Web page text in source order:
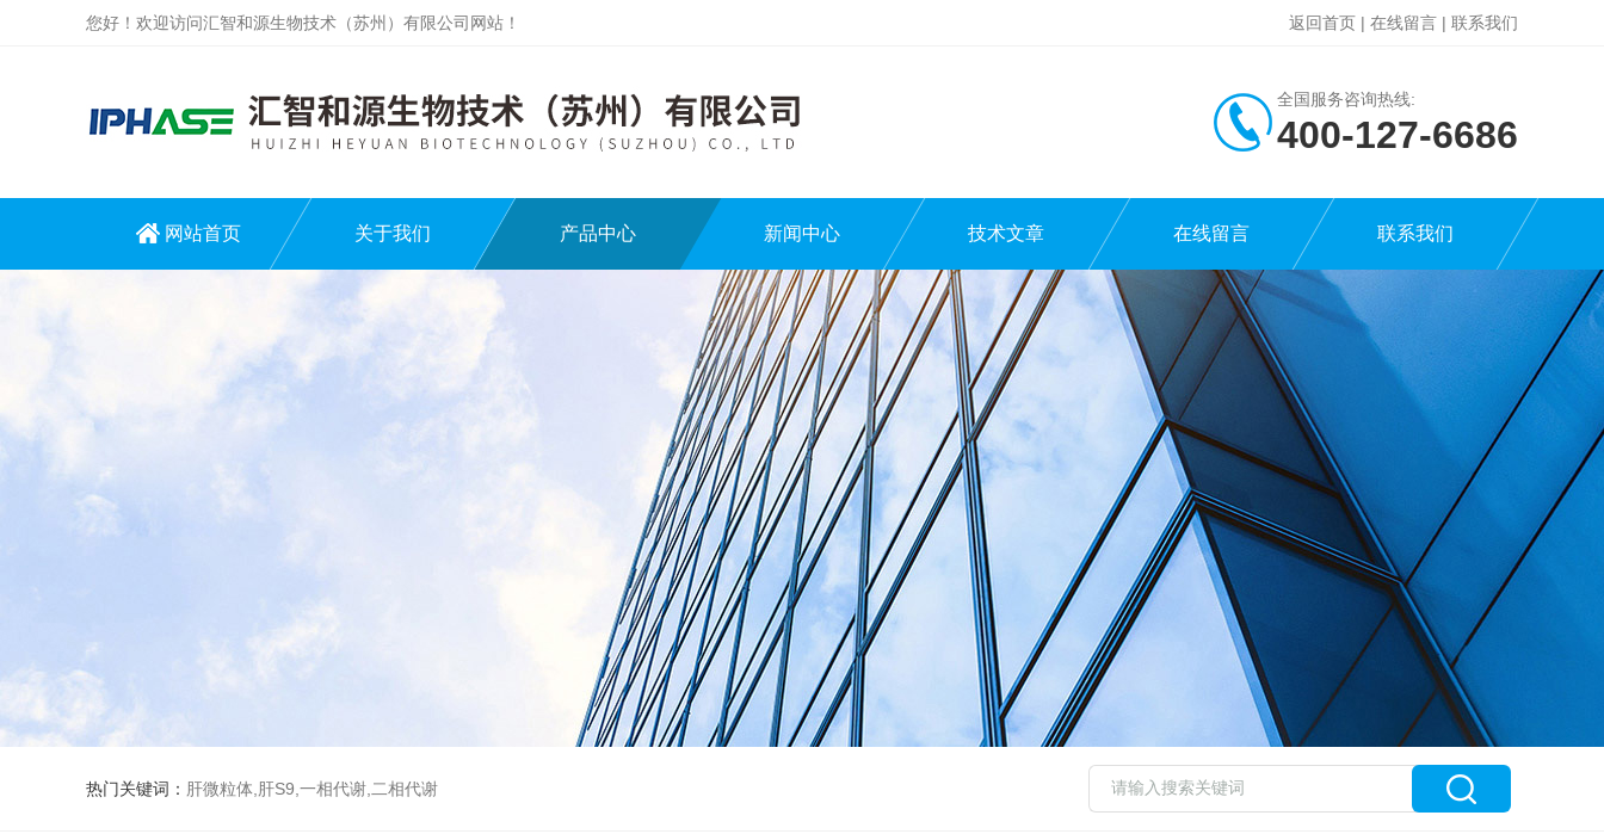
您好！欢迎访问汇智和源生物技术（苏州）有限公司网站！ 返回首页 | 在线留言 | 联系我们
全国服务咨询热线:
400-127-6686
网站首页 关于我们 产品中心 新闻中心 技术文章 在线留言 联系我们
热门关键词： 肝微粒体,肝S9,一相代谢,二相代谢